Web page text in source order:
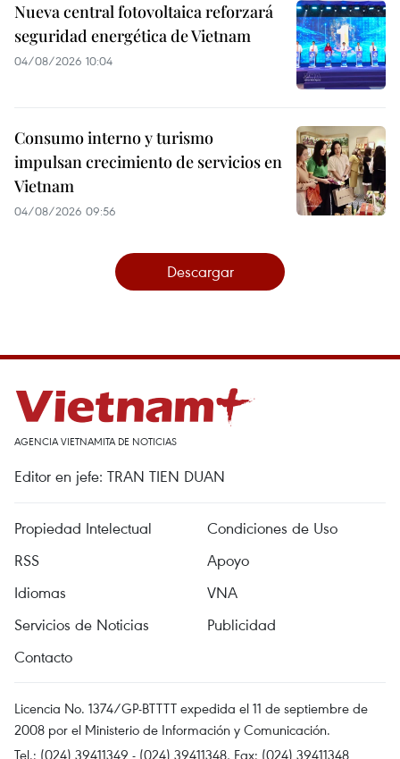
Nueva central fotovoltaica reforzará
seguridad energética de Vietnam
04/08/2026 10:04
Consumo interno y turismo
impulsan crecimiento de servicios en
Vietnam
04/08/2026 09:56
Descargar
AGENCIA VIETNAMITA DE NOTICIAS
Editor en jefe: TRAN TIEN DUAN
Propiedad Intelectual
Condiciones de Uso
RSS
Apoyo
Idiomas
VNA
Servicios de Noticias
Publicidad
Contacto
Licencia No. 1374/GP-BTTTT expedida el 11 de septiembre de
2008 por el Ministerio de Información y Comunicación.
Tel.: (024) 39411349 - (024) 39411348, Fax: (024) 39411348